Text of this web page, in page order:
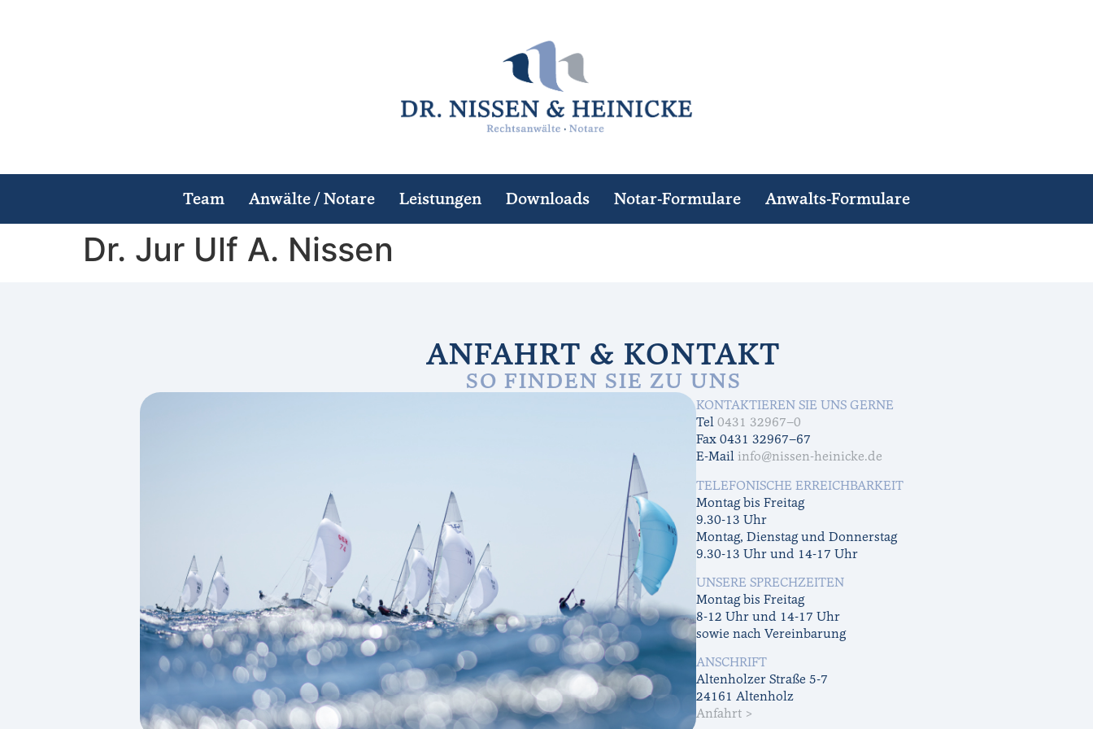
Team Anwälte / Notare Leistungen Downloads Notar-Formulare Anwalts-Formulare
Dr. Jur Ulf A. Nissen
ANFAHRT & KONTAKT
SO FINDEN SIE ZU UNS
KONTAKTIEREN SIE UNS GERNE
Tel0431 32967–0
Fax 0431 32967–67
E-Mailinfo@nissen-heinicke.de
TELEFONISCHE ERREICHBARKEIT
Montag bis Freitag
9.30-13 Uhr
Montag, Dienstag und Donnerstag
9.30-13 Uhr und 14-17 Uhr
UNSERE SPRECHZEITEN
Montag bis Freitag
8-12 Uhr und 14-17 Uhr
sowie nach Vereinbarung
ANSCHRIFT
Altenholzer Straße 5-7
24161 Altenholz
Anfahrt >